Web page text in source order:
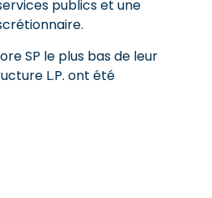
publics et une
SP le plus bas de leur
L.P. ont été